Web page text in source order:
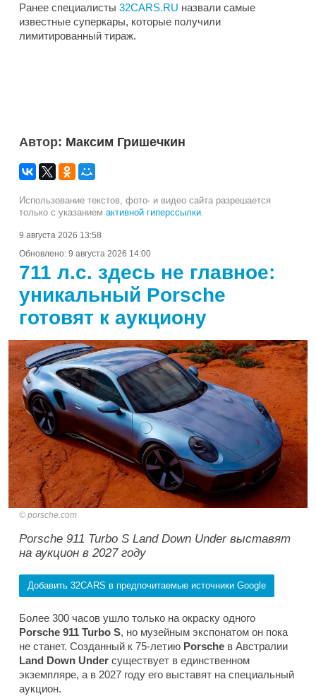
Ранее специалисты 32CARS.RU назвали самые
известные суперкары, которые получили
лимитированный тираж.
Автор: Максим Гришечкин
Использование текстов, фото- и видео сайта разрешается
только с указанием активной гиперссылки
9 августа 2026 13:58
Обновлено: 9 августа 2026 14:00
711 л.с. здесь не главное:
уникальный Porsche
готовят к аукциону
porsche.com
Porsche 911 Turbo S Land Down Under выставят
на аукцион в 2027 году
Добавить 32CARS в предпочитаемые источники Google
Более 300 часов ушло только на окраску одного
Porsche 911 Turbo S, но музейным экспонатом он пока
не станет. Созданный к 75-летию Porsche в Австралии
Land Down Under существует в единственном
экземпляре, а в 2027 году его выставят на специальный
аукцион.